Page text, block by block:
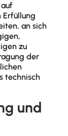
Erfüllung
an sich
zu
der
technisch
und